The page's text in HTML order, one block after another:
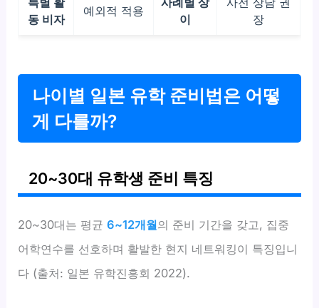
동 비자
예외적 적용
이
장
나이별 일본 유학 준비법은 어떻
게 다를까?
20~30대 유학생 준비 특징
20~30대는 평균6~12개월의 준비 기간을 갖고, 집중
어학연수를 선호하며 활발한 현지 네트워킹이 특징입니
다 (출처: 일본 유학진흥회 2022).